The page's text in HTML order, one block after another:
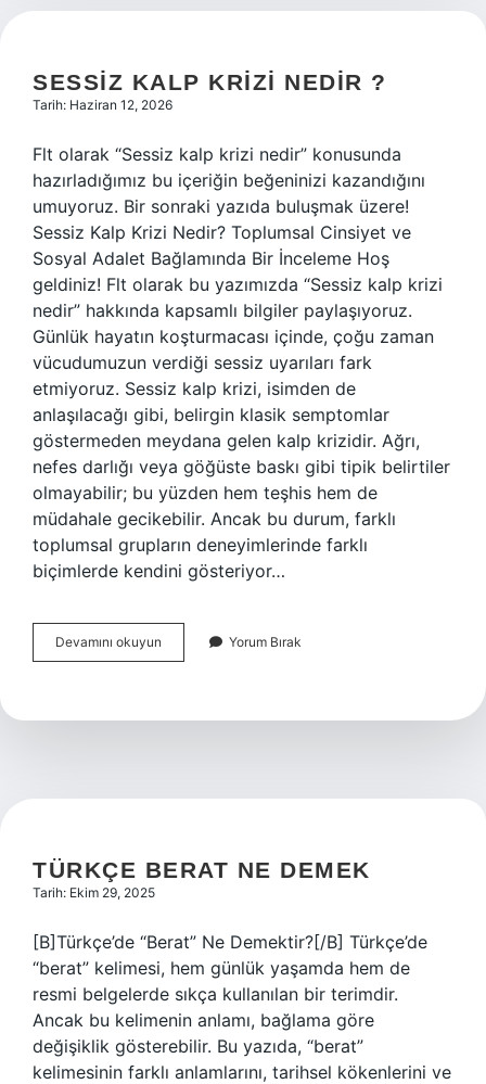
SESSIZ KALP KRIZI NEDIR ?
Tarih: Haziran 12, 2026
Flt olarak “Sessiz kalp krizi nedir” konusunda
hazırladığımız bu içeriğin beğeninizi kazandığını
umuyoruz. Bir sonraki yazıda buluşmak üzere!
Sessiz Kalp Krizi Nedir? Toplumsal Cinsiyet ve
Sosyal Adalet Bağlamında Bir İnceleme Hoş
geldiniz! Flt olarak bu yazımızda “Sessiz kalp krizi
nedir” hakkında kapsamlı bilgiler paylaşıyoruz.
Günlük hayatın koşturmacası içinde, çoğu zaman
vücudumuzun verdiği sessiz uyarıları fark
etmiyoruz. Sessiz kalp krizi, isimden de
anlaşılacağı gibi, belirgin klasik semptomlar
göstermeden meydana gelen kalp krizidir. Ağrı,
nefes darlığı veya göğüste baskı gibi tipik belirtiler
olmayabilir; bu yüzden hem teşhis hem de
müdahale gecikebilir. Ancak bu durum, farklı
toplumsal grupların deneyimlerinde farklı
biçimlerde kendini gösteriyor…
Devamını okuyun
kalp
?
Yorum Bırak
TÜRKÇE BERAT NE DEMEK
Tarih: Ekim 29, 2025
[B]Türkçe’de “Berat” Ne Demektir?[/B] Türkçe’de
“berat” kelimesi, hem günlük yaşamda hem de
resmi belgelerde sıkça kullanılan bir terimdir.
Ancak bu kelimenin anlamı, bağlama göre
değişiklik gösterebilir. Bu yazıda, “berat”
kelimesinin farklı anlamlarını, tarihsel kökenlerini ve